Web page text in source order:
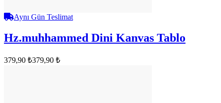
Aynı Gün Teslimat
Hz.muhhammed Dini Kanvas Tablo
379,90 ₺379,90 ₺